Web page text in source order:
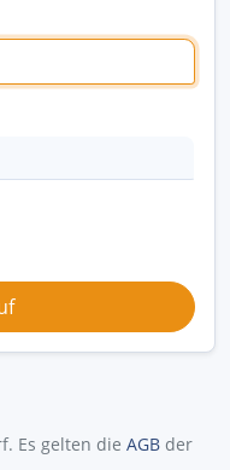
Es gelten die AGB der